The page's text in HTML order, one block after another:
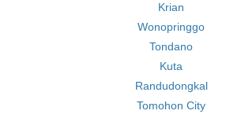
Krian
Wonopringgo
Tondano
Kuta
Randudongkal
Tomohon City